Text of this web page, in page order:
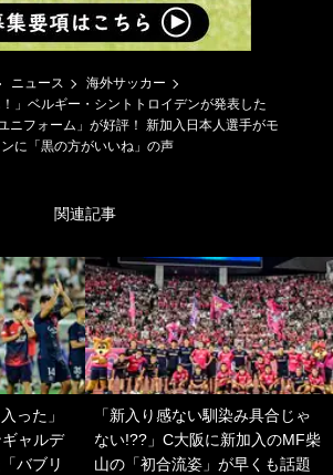
ニュース
海外サッカー
！」ベルギー・シントトロイデンが発表した
ユニフォーム」が好評！ 新加入日本人選手がモ
に「黒の方がいいね」の声
関連記事
った」
ャルデ
バブリ
「新入り感ない馴染み具合じゃ
ない!??」C大阪に新加入のMF柴
山の「初合流姿」が早くも話題